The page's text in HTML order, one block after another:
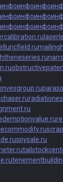
инфоинфоинфо
инфоинфоинфо
инфоинфоинфо
spysale.ru